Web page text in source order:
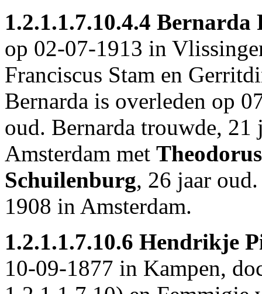
1.2.1.1.7.10.4.4 Bernarda
op 02-07-1913 in
Franciscus Stam en
Bernarda is overleden op
oud. Bernarda trouwde,
Amsterdam met
Schuilenburg, 26 jaar
1908 in Amsterdam.
1.2.1.1.7.10.6 Hendrikje
10-09-1877 in Kampen,